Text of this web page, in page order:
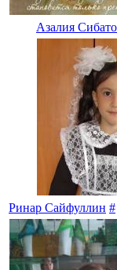
Азалия
Ринар Сайфуллин #